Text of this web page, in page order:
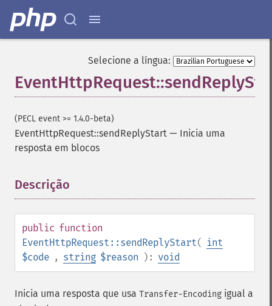
Selecione a língua:
(PECL event >= 1.4.0-beta)
EventHttpRequest::sendReplyStart — Inicia uma
resposta em blocos
Descrição
public function
EventHttpRequest::sendReplyStart( int
$code , string $reason ): void
Inicia uma resposta que usa Transfer-Encoding igual a